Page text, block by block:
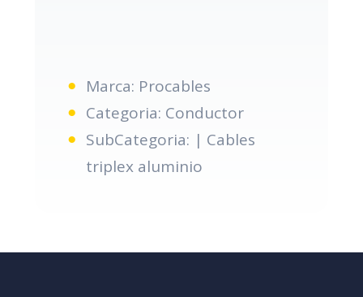
Marca: Procables
Categoria: Conductor
SubCategoria: | Cables
triplex aluminio